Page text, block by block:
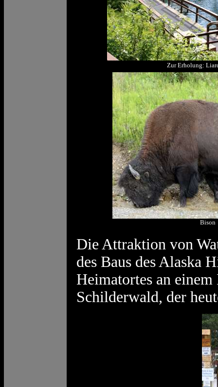
Zur Erholung:
Bison
Die Attraktion von
des Baus des Alaska
Heimatortes an
Schilderwald, der